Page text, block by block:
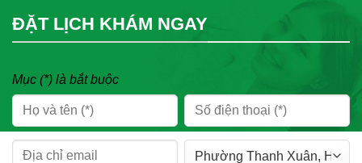
ĐẶT LỊCH KHÁM NGAY
Mục (*) là bắt buộc